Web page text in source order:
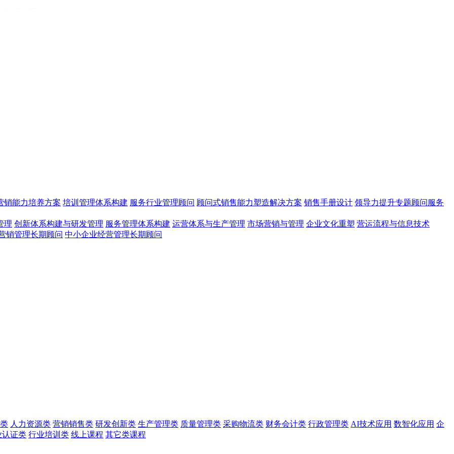
销能力培养方案 培训管理体系构建 服务行业管理顾问 顾问式销售能力塑造解决方案 销售手册设计 领导力提升专题顾问服务
理 创新体系构建与研发管理 服务管理体系构建 运营体系与生产管理 市场营销与管理 企业文化重塑 营运流程与信息技术
销管理长期顾问 中小企业经营管理长期顾问
人力资源类 营销销售类 研发创新类 生产管理类 质量管理类 采购物流类 财务会计类 行政管理类 AI技术应用 数智化应用 企
认证类 行业培训类 线上课程 其它类课程